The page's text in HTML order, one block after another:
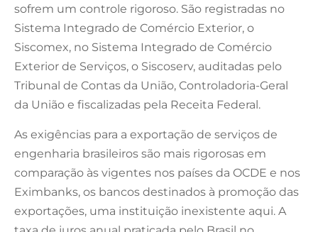
sofrem um controle rigoroso. São registradas no
Sistema Integrado de Comércio Exterior, o
Siscomex, no Sistema Integrado de Comércio
Exterior de Serviços, o Siscoserv, auditadas pelo
Tribunal de Contas da União, Controladoria-Geral
da União e fiscalizadas pela Receita Federal.
As exigências para a exportação de serviços de
engenharia brasileiros são mais rigorosas em
comparação às vigentes nos países da OCDE e nos
Eximbanks, os bancos destinados à promoção das
exportações, uma instituição inexistente aqui. A